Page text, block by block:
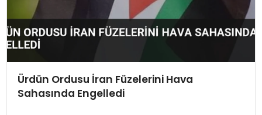
Ürdün Ordusu İran Füzelerini Hava
Sahasında Engelledi